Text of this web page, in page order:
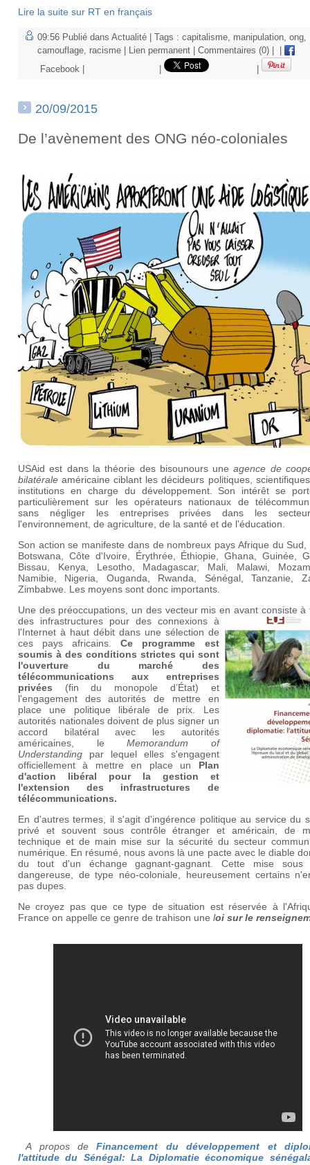
Lire la suite sur RT en français
09:56 Publié dans Actualité | Tags : capitalisme, manipulation, ong,
camouflage, racisme Lien permanent Commentaires (0)
Facebook
20/09/2015
De l’avènement des ONG néo-coloniales
USAid est dans la théorie des bisounours uneagence de
bilatérale américaine ciblant les décideurs politiques,
institutions en charge du développement. Son intérêt se
particulièrement sur les opérateurs nationaux de
sans négliger les entreprises privées dans les
l'environnement, de agriculture, de la santé et de l'éducation.
Son action se manifeste dans de nombreux pays Afrique du Sud,
Botswana, Côte d'Ivoire, Érythrée, Éthiopie, Ghana, Guinée,
Bissau, Kenya, Lesotho, Madagascar, Mali, Malawi,
Namibie, Nigeria, Ouganda, Rwanda, Sénégal, Tanzanie,
Zimbabwe. Les moyens sont donc importants.
Une des préoccupations, un des vecteur mis en avant consiste à
des infrastructures pour des connexions à
l'Internet à haut débit dans une sélection de
ces pays africains.Ce programme est
soumis à des conditions strictes qui sont
l'ouverture du marché des
télécommunications aux entreprises
privées (fin du monopole d’État) et
l'engagement des autorités de mettre en
place une politique libérale de prix. Les
autorités nationales doivent de plus signer un
accord bilatéral avec les autorités
américaines, leMemorandum of
Understanding par lequel elles s'engagent
officiellement à mettre en place un Plan
d'action libéral pour la gestion et
l'extension des infrastructures de
télécommunications.
En d'autres termes, il s'agit d'ingérence politique au service du
privé et souvent sous contrôle étranger et américain, de
technique et de main mise sur la sécurité du secteur
numérique. En résumé, nous avons là une pacte avec le diable
du tout d'un échange gagnant-gagnant. Cette mise sous
dangereuse, de type néo-coloniale, heureusement certains
pas dupes.
Ne croyez pas que ce type de situation est réservée à
France on appelle ce genre de trahison une loi sur le
A propos deFinancement du développement et
l'attitude du Sénégal: La Diplomatie économique